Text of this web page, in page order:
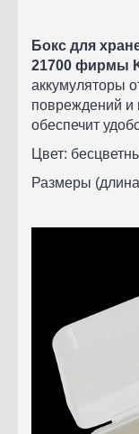
Бокс для
21700 фирмы
аккумуляторы
повреждений и
обеспечит
Цвет:
Размеры